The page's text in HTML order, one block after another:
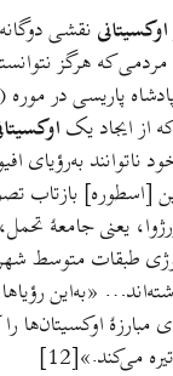
اوکسیتانی نقشی
که هرگز
به‌رؤیای
[اسطوره] بازتاب
یعنی جامعهٔ
طبقات متوسط
«به‌این
مبارزهٔ اوکسیتان‌ها
می‌کند.»[12]